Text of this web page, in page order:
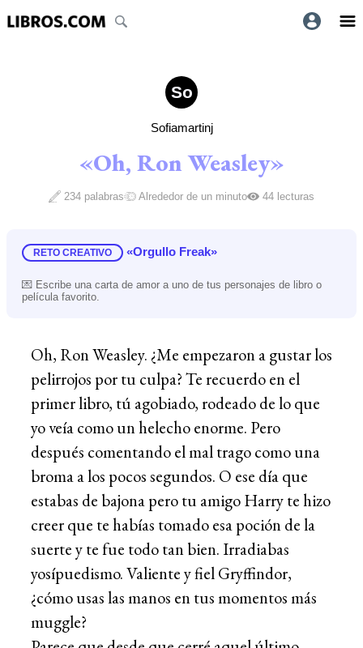
So
Sofiamartinj
«Oh, Ron Weasley»
234 palabras Alrededor de un minuto 44 lecturas
RETO CREATIVO «Orgullo Freak»
💌 Escribe una carta de amor a uno de tus personajes de libro o
película favorito.
Oh, Ron Weasley. ¿Me empezaron a gustar los
pelirrojos por tu culpa? Te recuerdo en el
primer libro, tú agobiado, rodeado de lo que
yo veía como un helecho enorme. Pero
después comentando el mal trago como una
broma a los pocos segundos. O ese día que
estabas de bajona pero tu amigo Harry te hizo
creer que te habías tomado esa poción de la
suerte y te fue todo tan bien. Irradiabas
yosípuedismo. Valiente y fiel Gryffindor,
¿cómo usas las manos en tus momentos más
muggle?